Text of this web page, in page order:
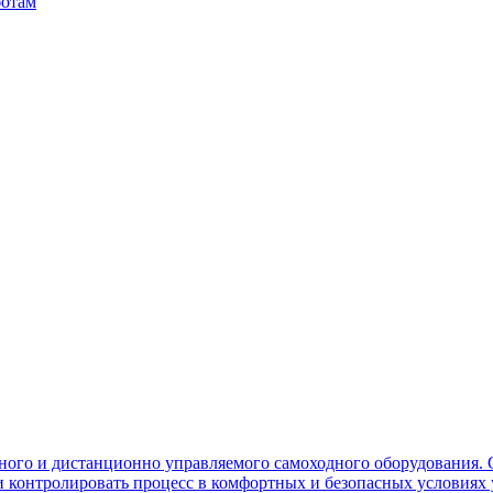
и дистанционно управляемого самоходного
процесс в комфортных и безопасных условиях